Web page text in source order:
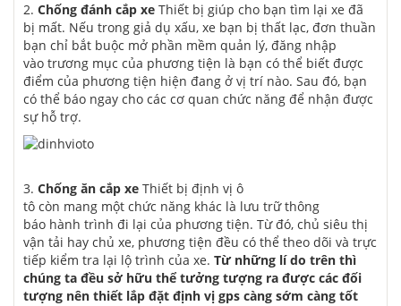
2. Chống đánh cắp xe Thiết bị giúp cho bạn tìm lại xe đã
bị mất. Nếu trong giả dụ xấu, xe bạn bị thất lạc, đơn thuần
bạn chỉ bắt buộc mở phần mềm quản lý, đăng nhập
vào trương mục của phương tiện là bạn có thể biết được
điểm của phương tiện hiện đang ở vị trí nào. Sau đó, bạn
có thể báo ngay cho các cơ quan chức năng để nhận được
sự hỗ trợ.
3. Chống ăn cắp xe Thiết bị định vị ô
tô còn mang một chức năng khác là lưu trữ thông
báo hành trình đi lại của phương tiện. Từ đó, chủ siêu thị
vận tải hay chủ xe, phương tiện đều có thể theo dõi và trực
tiếp kiểm tra lại lộ trình của xe. Từ những lí do trên thì
chúng ta đều sở hữu thể tưởng tượng ra được các đối
tượng nên thiết lắp đặt định vị gps càng sớm càng tốt